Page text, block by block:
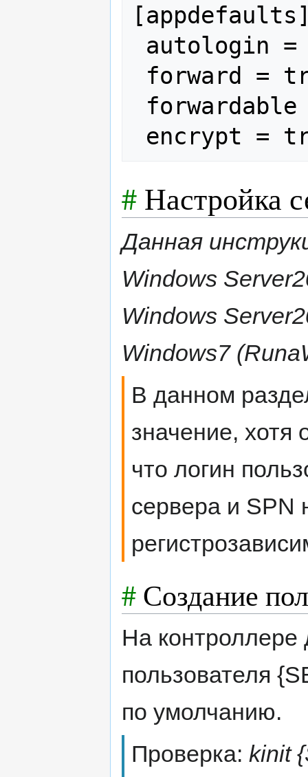
# Настройка
Данная
Windows
Windows
Windows7
В данном
значение,
что логин
сервера и SPN
#Создание
На контроллере
пользователя
по умолчанию.
Проверка: kinit